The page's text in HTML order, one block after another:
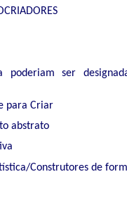
ser
para Criar
abstrato
Construtores de